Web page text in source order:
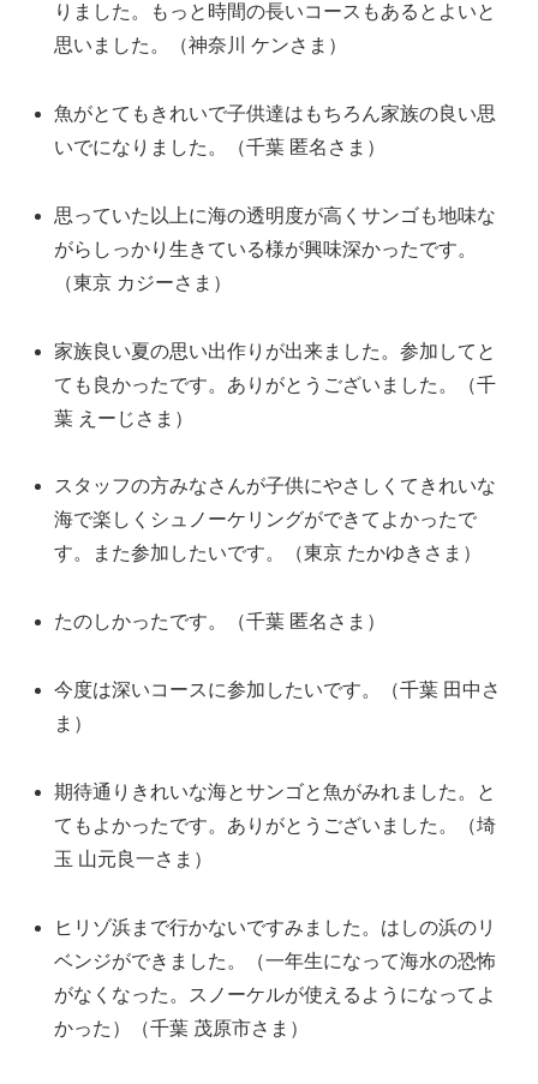
りました。もっと時間の長いコースもあるとよいと
思いました。（神奈川 ケンさま）
魚がとてもきれいで子供達はもちろん家族の良い思
いでになりました。（千葉 匿名さま）
思っていた以上に海の透明度が高くサンゴも地味な
がらしっかり生きている様が興味深かったです。
（東京 カジーさま）
家族良い夏の思い出作りが出来ました。参加してと
ても良かったです。ありがとうございました。（千
葉 えーじさま）
スタッフの方みなさんが子供にやさしくてきれいな
海で楽しくシュノーケリングができてよかったで
す。また参加したいです。（東京 たかゆきさま）
たのしかったです。（千葉 匿名さま）
今度は深いコースに参加したいです。（千葉 田中さ
ま）
期待通りきれいな海とサンゴと魚がみれました。と
てもよかったです。ありがとうございました。（埼
玉 山元良一さま）
ヒリゾ浜まで行かないですみました。はしの浜のリ
ベンジができました。（一年生になって海水の恐怖
がなくなった。スノーケルが使えるようになってよ
かった）（千葉 茂原市さま）